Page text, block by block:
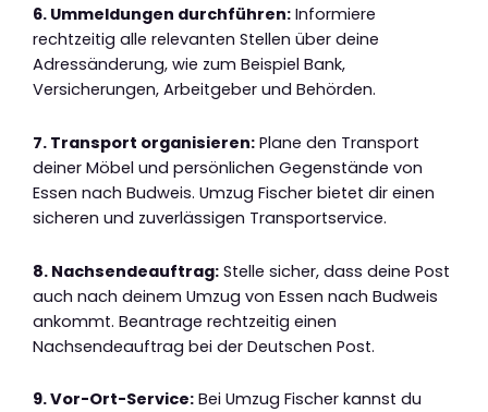
6. Ummeldungen durchführen: Informiere
rechtzeitig alle relevanten Stellen über deine
Adressänderung, wie zum Beispiel Bank,
Versicherungen, Arbeitgeber und Behörden.
7. Transport organisieren: Plane den Transport
deiner Möbel und persönlichen Gegenstände von
Essen nach Budweis. Umzug Fischer bietet dir einen
sicheren und zuverlässigen Transportservice.
8. Nachsendeauftrag: Stelle sicher, dass deine Post
auch nach deinem Umzug von Essen nach Budweis
ankommt. Beantrage rechtzeitig einen
Nachsendeauftrag bei der Deutschen Post.
9. Vor-Ort-Service: Bei Umzug Fischer kannst du